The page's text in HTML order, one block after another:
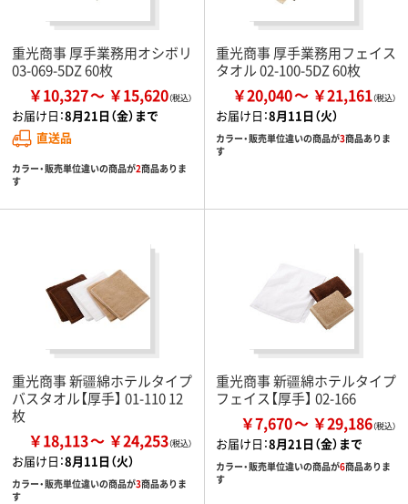
重光商事 厚手業務用オシボリ
03-069-5DZ 60枚
￥10,327 ￥15,620
お届け日：8月21日（金）まで
直送品
カラー・販売単位違いの商品が2商品ありま
す
重光商事 厚手業務用フェイス
タオル 02-100-5DZ 60枚
￥20,040 ￥21,161
お届け日：8月11日（火）
カラー・販売単位違いの商品が3商品ありま
す
重光商事 新疆綿ホテルタイプ
バスタオル【厚手】 01-110 12
枚
￥18,113 ￥24,253
お届け日：8月11日（火）
カラー・販売単位違いの商品が3商品ありま
す
重光商事 新疆綿ホテルタイプ
フェイス【厚手】 02-166
￥7,670 ￥29,186
お届け日：8月21日（金）まで
カラー・販売単位違いの商品が6商品ありま
す